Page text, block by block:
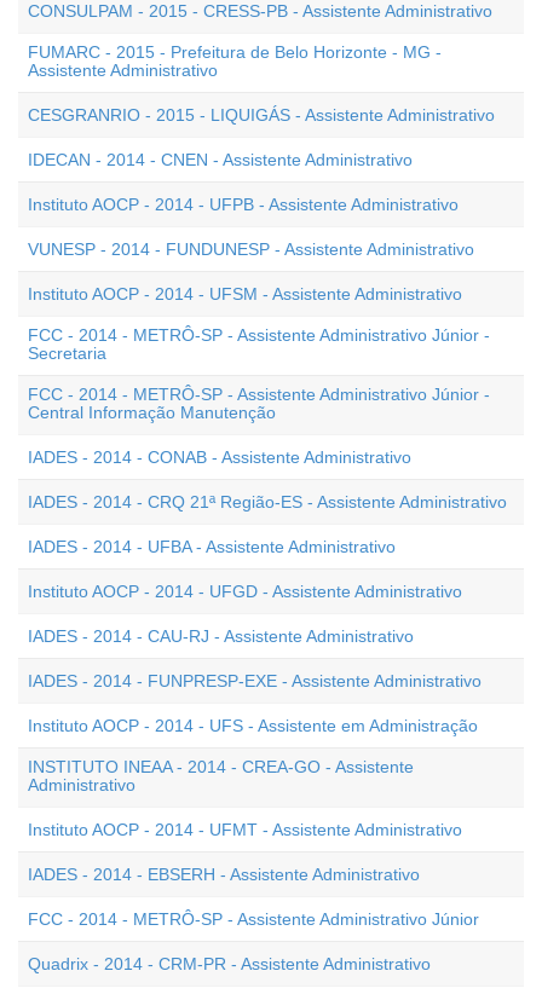
CONSULPAM - 2015 - CRESS-PB - Assistente Administrativo
FUMARC - 2015 - Prefeitura de Belo Horizonte - MG -
Assistente Administrativo
CESGRANRIO - 2015 - LIQUIGÁS - Assistente Administrativo
IDECAN - 2014 - CNEN - Assistente Administrativo
Instituto AOCP - 2014 - UFPB - Assistente Administrativo
VUNESP - 2014 - FUNDUNESP - Assistente Administrativo
Instituto AOCP - 2014 - UFSM - Assistente Administrativo
FCC - 2014 - METRÔ-SP - Assistente Administrativo Júnior -
Secretaria
FCC - 2014 - METRÔ-SP - Assistente Administrativo Júnior -
Central Informação Manutenção
IADES - 2014 - CONAB - Assistente Administrativo
IADES - 2014 - CRQ 21ª Região-ES - Assistente Administrativo
IADES - 2014 - UFBA - Assistente Administrativo
Instituto AOCP - 2014 - UFGD - Assistente Administrativo
IADES - 2014 - CAU-RJ - Assistente Administrativo
IADES - 2014 - FUNPRESP-EXE - Assistente Administrativo
Instituto AOCP - 2014 - UFS - Assistente em Administração
INSTITUTO INEAA - 2014 - CREA-GO - Assistente
Administrativo
Instituto AOCP - 2014 - UFMT - Assistente Administrativo
IADES - 2014 - EBSERH - Assistente Administrativo
FCC - 2014 - METRÔ-SP - Assistente Administrativo Júnior
Quadrix - 2014 - CRM-PR - Assistente Administrativo